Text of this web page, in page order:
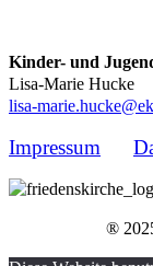
Kinder- und
Lisa-Marie Hucke
lisa-
Impressum
®